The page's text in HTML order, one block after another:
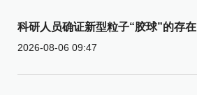
科研人员确证新型粒子“胶球”的存在
2026-08-06 09:47